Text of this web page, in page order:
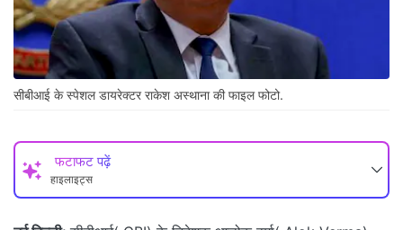
सीबीआई के स्पेशल डायरेक्टर राकेश अस्थाना की फाइल फोटो.
फटाफट पढ़ें
हाइलाइट्स